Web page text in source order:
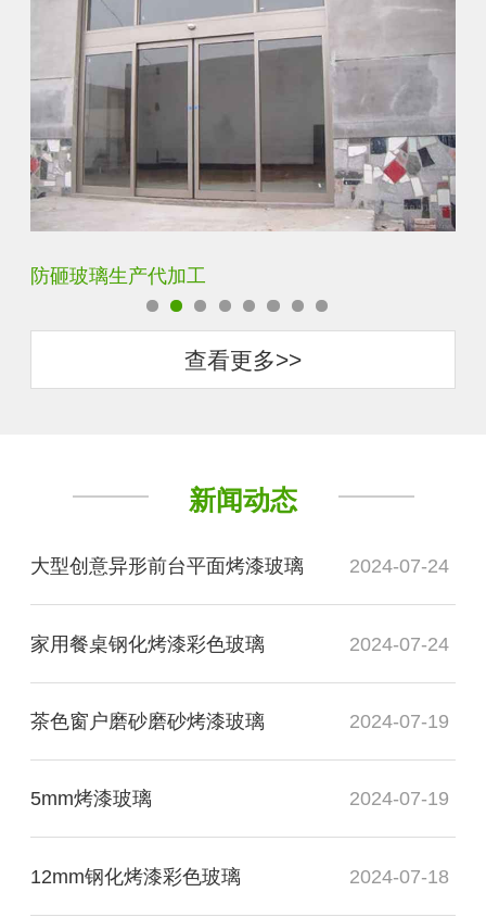
调光玻璃价格表生产电话
查看更多>>
新闻动态
大型创意异形前台平面烤漆玻璃 2024-07-24
家用餐桌钢化烤漆彩色玻璃 2024-07-24
茶色窗户磨砂磨砂烤漆玻璃 2024-07-19
5mm烤漆玻璃 2024-07-19
12mm钢化烤漆彩色玻璃 2024-07-18